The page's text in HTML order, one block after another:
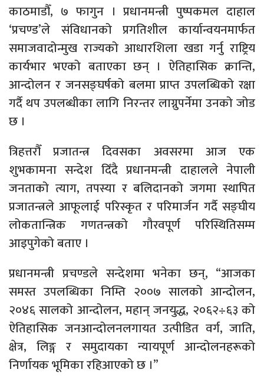
काठमाडौँ, ७ फागुन । प्रधानमन्त्री पुष्पकमल दाहाल
‘प्रचण्ड’ले संविधानको प्रगतिशील कार्यान्वयनमार्फत
समाजवादोन्मुख राज्यको आधारशिला खडा गर्नु राष्ट्रिय
कार्यभार भएको बताएका छन् । ऐतिहासिक क्रान्ति,
आन्दोलन र जनसङ्घर्षको बलमा प्राप्त उपलब्धिको रक्षा
गर्दै थप उपलब्धीका लागि निरन्तर लाग्नुपर्नेमा उनको जोड
छ ।
त्रिहत्तरौँ प्रजातन्त्र दिवसका अवसरमा आज एक
शुभकामना सन्देश दिँदै प्रधानमन्त्री दाहालले नेपाली
जनताको त्याग, तपस्या र बलिदानको जगमा स्थापित
प्रजातन्त्रले आफूलाई परिस्कृत र परिमार्जन गर्दै सङ्घीय
लोकतान्त्रिक गणतन्त्रको गौरवपूर्ण परिस्थितिसम्म
आइपुगेको बताए ।
प्रधानमन्त्री प्रचण्डले सन्देशमा भनेका छन्, “आजका
समस्त उपलब्धिका निम्ति २००७ सालको आन्दोलन,
२०४६ सालको आन्दोलन, महान् जनयुद्ध, २०६२÷६३ को
ऐतिहासिक जनआन्दोलनलगायत उत्पीडित वर्ग, जाति,
क्षेत्र, लिङ्ग र समुदायका न्यायपूर्ण आन्दोलनहरूको
निर्णायक भूमिका रहिआएको छ ।”